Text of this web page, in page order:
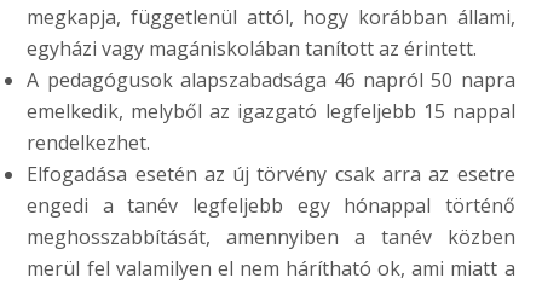
megkapja, függetlenül attól, hogy korábban állami,
egyházi vagy magániskolában tanított az érintett.
A pedagógusok alapszabadsága 46 napról 50 napra
emelkedik, melyből az igazgató legfeljebb 15 nappal
rendelkezhet.
Elfogadása esetén az új törvény csak arra az esetre
engedi a tanév legfeljebb egy hónappal történő
meghosszabbítását, amennyiben a tanév közben
merül fel valamilyen el nem hárítható ok, ami miatt a